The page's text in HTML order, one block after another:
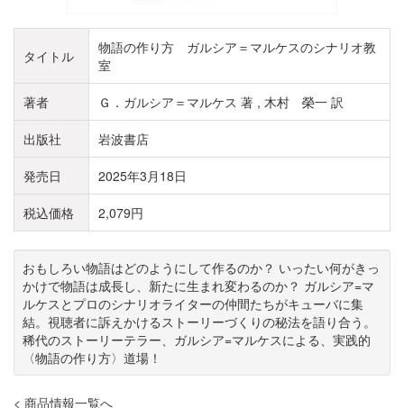
タイトル
物語の作り方 ガルシア＝マルケスのシナリオ教
室
著者 Ｇ．ガルシア＝マルケス 著 , 木村 榮一 訳
出版社 岩波書店
発売日 2025年3月18日
税込価格 2,079円
おもしろい物語はどのようにして作るのか？ いったい何がきっ
かけで物語は成長し、新たに生まれ変わるのか？ ガルシア=マ
ルケスとプロのシナリオライターの仲間たちがキューバに集
結。視聴者に訴えかけるストーリーづくりの秘法を語り合う。
稀代のストーリーテラー、ガルシア=マルケスによる、実践的
〈物語の作り方〉道場！
< 商品情報一覧へ